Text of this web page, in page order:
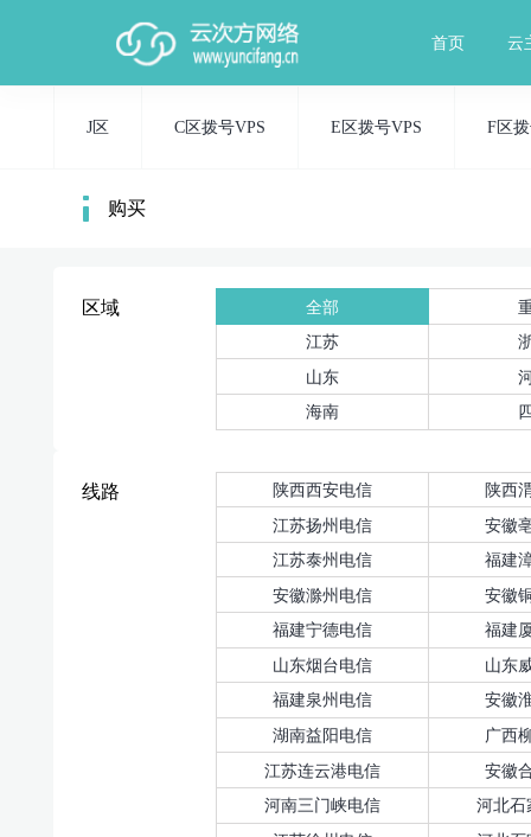
首页 云
J区 C区拨号VPS E区拨号VPS F区
购买
区域 全部
江苏
山东
海南
线路 陕西西安电信
陕西
江苏扬州电信
安徽
江苏泰州电信
福建
安徽滁州电信
安徽
福建宁德电信
福建
山东烟台电信
山东
福建泉州电信
安徽
湖南益阳电信
广西
江苏连云港电信
安徽
河南三门峡电信
河北石